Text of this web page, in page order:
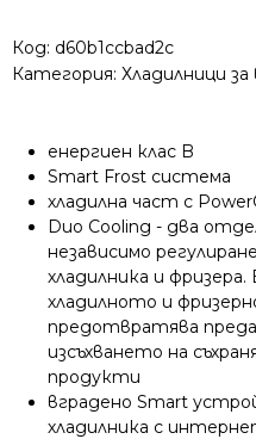
Код: d60b1ccbad2c
Категория: Хладилници
енергиен клас B
Smart Frost система
хладилна част с
Duo Cooling - два
независимо
хладилника и
хладилното и
предотвратява
изсъхването на
продукти
вградено Smart
хладилника с